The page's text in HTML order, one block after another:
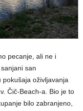
pecanje, ali ne i
san
oživljavanja
Čič-Beach-a. Bio je to
bilo zabranjeno,